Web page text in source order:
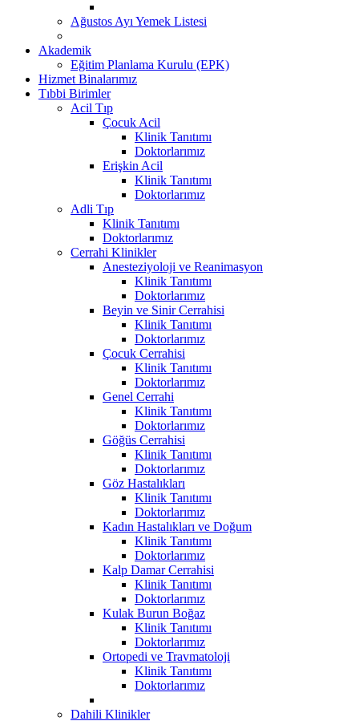
Ağustos Ayı Yemek Listesi
Akademik
Eğitim Planlama Kurulu (EPK)
Hizmet Binalarımız
Tıbbi Birimler
Acil Tıp
Çocuk Acil
Klinik Tanıtımı
Doktorlarımız
Erişkin Acil
Klinik Tanıtımı
Doktorlarımız
Adli Tıp
Klinik Tanıtımı
Doktorlarımız
Cerrahi Klinikler
Anesteziyoloji ve Reanimasyon
Klinik Tanıtımı
Doktorlarımız
Beyin ve Sinir Cerrahisi
Klinik Tanıtımı
Doktorlarımız
Çocuk Cerrahisi
Klinik Tanıtımı
Doktorlarımız
Genel Cerrahi
Klinik Tanıtımı
Doktorlarımız
Göğüs Cerrahisi
Klinik Tanıtımı
Doktorlarımız
Göz Hastalıkları
Klinik Tanıtımı
Doktorlarımız
Kadın Hastalıkları ve Doğum
Klinik Tanıtımı
Doktorlarımız
Kalp Damar Cerrahisi
Klinik Tanıtımı
Doktorlarımız
Kulak Burun Boğaz
Klinik Tanıtımı
Doktorlarımız
Ortopedi ve Travmatoloji
Klinik Tanıtımı
Doktorlarımız
Dahili Klinikler